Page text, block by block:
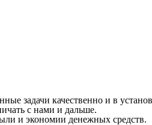
задачи качественно и в
с нами и дальше.
и экономии денежных средств.